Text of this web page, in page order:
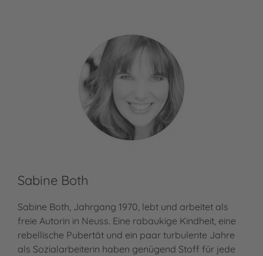
Sabine Both
Sabine Both, Jahrgang 1970, lebt und arbeitet als
freie Autorin in Neuss. Eine rabaukige Kindheit, eine
rebellische Pubertät und ein paar turbulente Jahre
als Sozialarbeiterin haben genügend Stoff für jede